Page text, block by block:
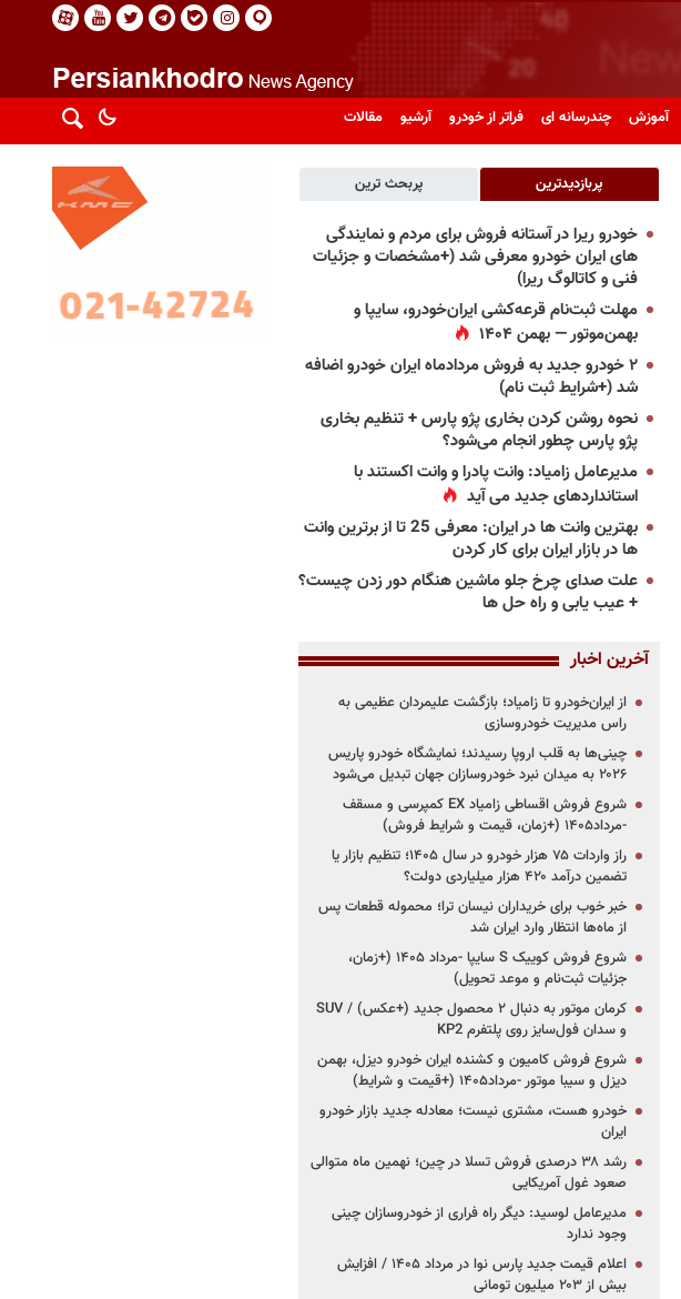
آموزش چندرسانه ای فراتر از خودرو آرشیو مقالات
پربازدیدترین پربحث ترین
خودرو ریرا در آستانه فروش برای مردم و نمایندگی
های ایران خودرو معرفی شد (+مشخصات و جزئیات
فنی و کاتالوگ ریرا)
مهلت ثبت‌نام قرعه‌کشی ایران‌خودرو، سایپا و
بهمن‌موتور — بهمن ۱۴۰۴
۲ خودرو جدید به فروش مردادماه ایران خودرو اضافه
شد (+شرایط ثبت نام)
نحوه روشن کردن بخاری پژو پارس + تنظیم بخاری
پژو پارس چطور انجام می‌شود؟
مدیرعامل زامیاد: وانت پادرا و وانت اکستند با
استانداردهای جدید می آید
بهترین وانت ها در ایران: معرفی 25 تا از برترین وانت
ها در بازار ایران برای کار کردن
علت صدای چرخ جلو ماشین هنگام دور زدن چیست؟
+ عیب یابی و راه حل ها
آخرین اخبار
از ایران‌خودرو تا زامیاد؛ بازگشت علیمردان عظیمی به
راس مدیریت خودروسازی
چینی‌ها به قلب اروپا رسیدند؛ نمایشگاه خودرو پاریس
۲۰۲۶ به میدان نبرد خودروسازان جهان تبدیل می‌شود
شروع فروش اقساطی زامیاد EX کمپرسی و مسقف
-مرداد۱۴۰۵ (+زمان، قیمت و شرایط فروش)
راز واردات ۷۵ هزار خودرو در سال ۱۴۰۵؛ تنظیم بازار یا
تضمین درآمد ۴۲۰ هزار میلیاردی دولت؟
خبر خوب برای خریداران نیسان ترا؛ محموله قطعات پس
از ماه‌ها انتظار وارد ایران شد
شروع فروش کوییک S سایپا -مرداد ۱۴۰۵ (+زمان،
جزئیات ثبت‌نام و موعد تحویل)
کرمان موتور به دنبال ۲ محصول جدید (+عکس) / SUV
و سدان فول‌سایز روی پلتفرم KP2
شروع فروش کامیون و کشنده ایران خودرو دیزل، بهمن
دیزل و سیبا موتور -مرداد۱۴۰۵ (+قیمت و شرایط)
خودرو هست، مشتری نیست؛ معادله جدید بازار خودرو
ایران
رشد ۳۸ درصدی فروش تسلا در چین؛ نهمین ماه متوالی
صعود غول آمریکایی
مدیرعامل لوسید: دیگر راه فراری از خودروسازان چینی
وجود ندارد
اعلام قیمت جدید پارس نوا در مرداد ۱۴۰۵ / افزایش
بیش از ۲۰۳ میلیون تومانی